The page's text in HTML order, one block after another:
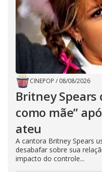
CINEPOP / 08/08/2026
Britney Spears
como mãe”
ateu
A cantora Britney Spears
desabafar sobre sua
impacto do controle...